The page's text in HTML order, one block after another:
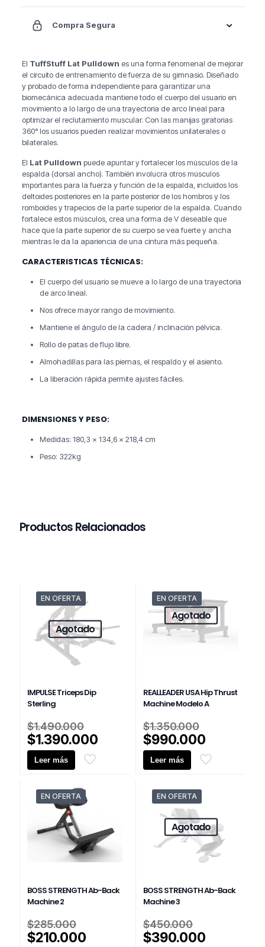
Compra Segura
El TuffStuff Lat Pulldown es una forma fenomenal de mejorar
el circuito de entrenamiento de fuerza de su gimnasio. Diseñado
y probado de forma independiente para garantizar una
biomecánica adecuada mantiene todo el cuerpo del usuario en
movimiento a lo largo de una trayectoria de arco lineal para
optimizar el reclutamiento muscular. Con las manijas giratorias
360° los usuarios pueden realizar movimientos unilaterales o
bilaterales.
El Lat Pulldown puede apuntar y fortalecer los músculos de la
espalda (dorsal ancho). También involucra otros músculos
importantes para la fuerza y función de la espalda, incluidos los
deltoides posteriores en la parte posterior de los hombros y los
romboides y trapecios de la parte superior de la espalda. Cuando
fortalece estos músculos, crea una forma de V deseable que
hace que la parte superior de su cuerpo se vea fuerte y ancha
mientras le da la apariencia de una cintura más pequeña.
CARACTERISTICAS TÉCNICAS:
El cuerpo del usuario se mueve a lo largo de una trayectoria
de arco lineal.
Nos ofrece mayor rango de movimiento.
Mantiene el ángulo de la cadera / inclinación pélvica.
Rollo de patas de flujo libre.
Almohadillas para las piernas, el respaldo y el asiento.
La liberación rápida permite ajustes fáciles.
DIMENSIONES Y PESO:
Medidas: 180,3 x 134,6 x 218,4 cm
Peso: 322kg
Productos Relacionados
EN OFERTA
Agotado
IMPULSE Triceps Dip
Sterling
$1.490.000
precio
original
era:
$1.390.000
$1.390.000.
Leer más
EN OFERTA
Agotado
REALLEADER USA Hip Thrust
Machine Modelo A
$1.350.000
precio
original
era:
$990.000
precio
actual
Leer más
EN OFERTA
BOSS STRENGTH Ab-Back
Machine 2
$285.000
precio
$210.000
EN OFERTA
Agotado
BOSS STRENGTH Ab-Back
Machine 3
$450.000
precio
$390.000